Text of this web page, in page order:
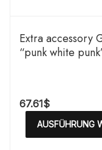
Extra accessory
“punk white
67.61$
AUSFÜHRUNG